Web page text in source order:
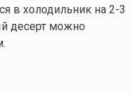
в холодильник на 2-3
десерт можно